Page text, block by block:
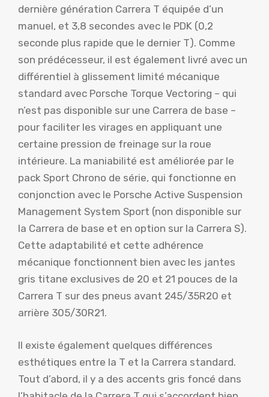
dernière génération Carrera T équipée d’un
manuel, et 3,8 secondes avec le PDK (0,2
seconde plus rapide que le dernier T). Comme
son prédécesseur, il est également livré avec un
différentiel à glissement limité mécanique
standard avec Porsche Torque Vectoring – qui
n’est pas disponible sur une Carrera de base –
pour faciliter les virages en appliquant une
certaine pression de freinage sur la roue
intérieure. La maniabilité est améliorée par le
pack Sport Chrono de série, qui fonctionne en
conjonction avec le Porsche Active Suspension
Management System Sport (non disponible sur
la Carrera de base et en option sur la Carrera S).
Cette adaptabilité et cette adhérence
mécanique fonctionnent bien avec les jantes
gris titane exclusives de 20 et 21 pouces de la
Carrera T sur des pneus avant 245/35R20 et
arrière 305/30R21.
Il existe également quelques différences
esthétiques entre la T et la Carrera standard.
Tout d’abord, il y a des accents gris foncé dans